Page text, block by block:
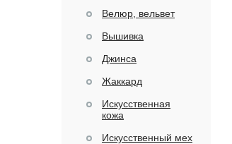
Велюр, вельвет
Вышивка
Джинса
Жаккард
Искусственная
кожа
Искусственный мех